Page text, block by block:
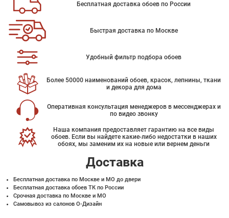
Бесплатная доставка обоев по России
Быстрая доставка по Москве
Удобный фильтр подбора обоев
Более 50000 наименований обоев, красок, лепнины, ткани
и декора для дома
Оперативная консультация менеджеров в мессенджерах и
по видео звонку
Наша компания предоставляет гарантию на все виды
обоев. Если вы найдете какие-либо недостатки в наших
обоях, мы заменим их на новые или вернем деньги
Доставка
Бесплатная доставка по Москве и МО до двери
Бесплатная доставка обоев ТК по России
Срочная доставка по Москве и МО
Самовывоз из салонов О-Дизайн